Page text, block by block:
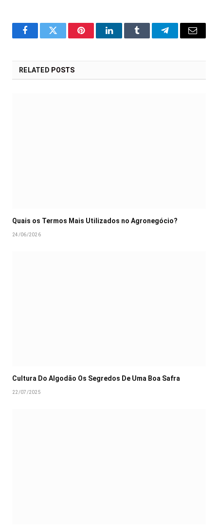
FacebookTwitter PinterestLinkedInTumblr TelegramEmail
RELATED POSTS
Quais os Termos Mais Utilizados no Agronegócio?
24/06/2026
Cultura Do Algodão Os Segredos De Uma Boa Safra
22/07/2025